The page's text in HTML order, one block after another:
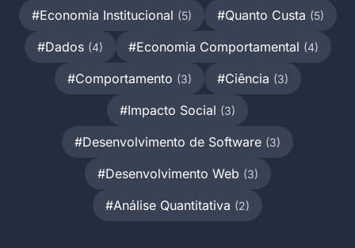
#Economia Institucional (5) #Quanto Custa (5)
#Dados (4) #Economia Comportamental (4)
#Comportamento (3) #Ciência (3)
#Impacto Social (3)
#Desenvolvimento de Software (3)
#Desenvolvimento Web (3)
#Análise Quantitativa (2)